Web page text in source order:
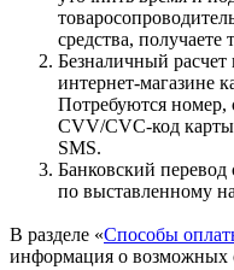
средства, получаете
Безналичный
интернет-магазине
Потребуются номер,
CVV/CVC-код
SMS.
Банковский перевод
по выставленному
В разделе «Способы
информация о возможных